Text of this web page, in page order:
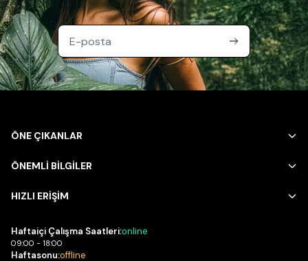
ÖNE ÇIKANLAR
ÖNEMLİ BİLGİLER
HIZLI ERİŞİM
Haftaiçi Çalışma Saatleri:online
09:00 - 18:00
Haftasonu:offline